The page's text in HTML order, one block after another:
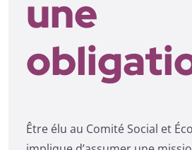
une
Être élu au Comité Social et